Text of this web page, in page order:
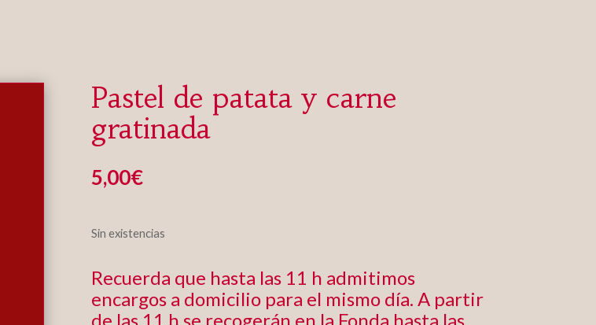
Pastel de patata y carne
gratinada
5,00€
Sin existencias
Recuerda que hasta las 11 h admitimos
encargos a domicilio para el mismo día. A partir
de las 11 h se recogerán en la Fonda hasta las